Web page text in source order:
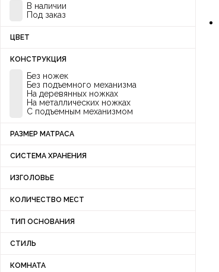
В наличии
Под заказ
ЦВЕТ
КОНСТРУКЦИЯ
Без ножек
Без подъемного механизма
На деревянных ножках
На металлических ножках
С подъемным механизмом
РАЗМЕР МАТРАСА
СИСТЕМА ХРАНЕНИЯ
ИЗГОЛОВЬЕ
КОЛИЧЕСТВО МЕСТ
ТИП ОСНОВАНИЯ
СТИЛЬ
КОМНАТА